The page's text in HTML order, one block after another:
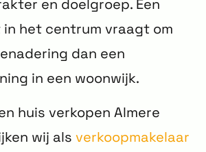
en doelgroep. Een
het centrum vraagt om
dan een
in een woonwijk.
huis verkopen Almere
wij als verkoopmakelaar